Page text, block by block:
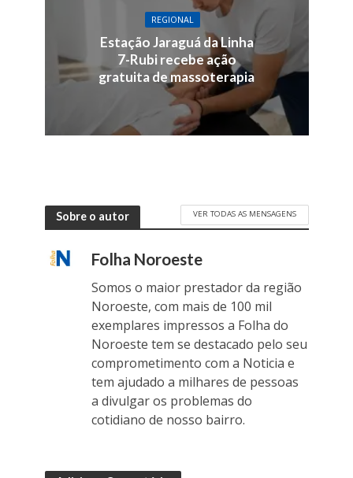
REGIONAL
Estação Jaraguá da Linha
7-Rubi recebe ação
gratuita de massoterapia
Sobre o autor VER TODAS AS MENSAGENS
Folha Noroeste
Somos o maior prestador da região
Noroeste, com mais de 100 mil
exemplares impressos a Folha do
Noroeste tem se destacado pelo seu
comprometimento com a Noticia e
tem ajudado a milhares de pessoas
a divulgar os problemas do
cotidiano de nosso bairro.